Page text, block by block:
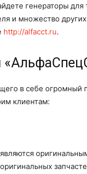
генераторы для
и множество
http://alfacct.ru.
в себе огромный
клиентам: